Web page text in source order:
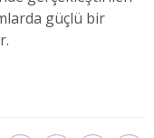
güçlü bir